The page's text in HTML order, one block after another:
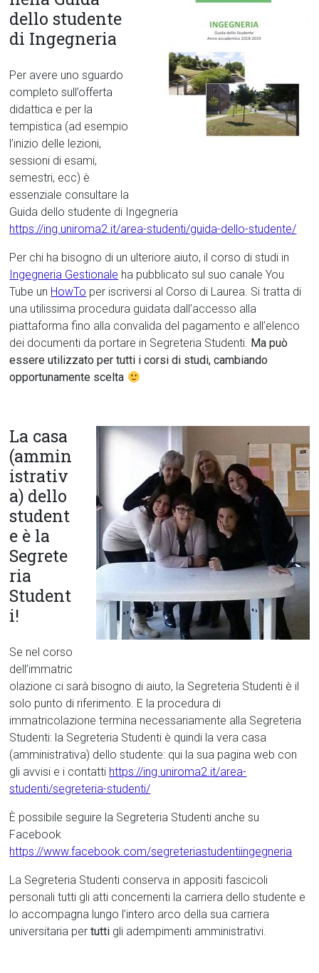
dello studente
di Ingegneria
Per avere uno sguardo
completo sull’offerta
didattica e per la
tempistica (ad esempio
l’inizio delle lezioni,
sessioni di esami,
semestri, ecc) è
essenziale consultare la
Guida dello studente di Ingegneria
https://ing.uniroma2.it/area-studenti/guida-dello-studente/
Per chi ha bisogno di un ulteriore aiuto, il corso di studi in
Ingegneria Gestionale ha pubblicato sul suo canale You
Tube un HowTo per iscriversi al Corso di Laurea. Si tratta di
una utilissima procedura guidata dall’accesso alla
piattaforma fino alla convalida del pagamento e all’elenco
dei documenti da portare in Segreteria Studenti. Ma può
essere utilizzato per tutti i corsi di studi, cambiando
opportunamente scelta
La casa
(ammin
istrativ
a) dello
student
e è la
Segrete
ria
Student
i!
Se nel corso
dell’immatric
olazione ci sarà bisogno di aiuto, la Segreteria Studenti è il
solo punto di riferimento. E la procedura di
immatricolazione termina necessariamente alla Segreteria
Studenti: la Segreteria Studenti è quindi la vera casa
(amministrativa) dello studente: qui la sua pagina web con
gli avvisi e i contatti https://ing.uniroma2.it/area-
studenti/segreteria-studenti/
È possibile seguire la Segreteria Studenti anche su
Facebook
https://www.facebook.com/segreteriastudentiingegneria
La Segreteria Studenti conserva in appositi fascicoli
personali tutti gli atti concernenti la carriera dello studente e
lo accompagna lungo l’intero arco della sua carriera
universitaria pertutti gli adempimenti amministrativi.